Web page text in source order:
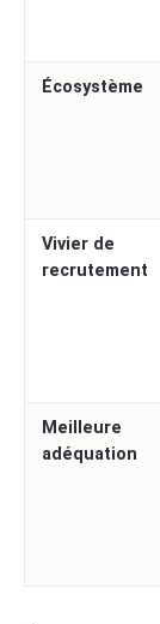
Écosystème
Vivier de
recrutement
Meilleure
adéquation